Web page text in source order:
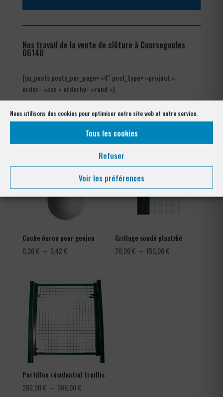
Nous utilisons des cookies pour optimiser notre site web et notre service.
Tous les cookies
Refuser
Voir les préférences
Nos travail de la vente de clôture à Coursegoules
06140
[su_posts posts_per_page= »4″ post_type= »project »
order= »asc » orderby= »rand »]
Notre gamme pour la pose
à Coursegoules 06140
Cache écrou pour goujon
0,30€ – 0,42€Plage
0,30 €
à
Grillage soudé plastifié
78,00€ – 150,00€
Portillon résidentiel treillis
282,00€ – 366,00€Plage